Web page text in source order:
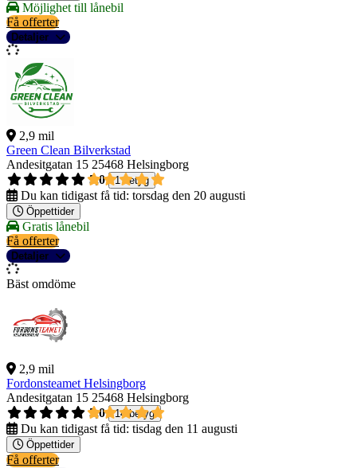
Möjlighet till lånebil
Få offerter
Detaljer
2,9 mil
Green Clean Bilverkstad
Andesitgatan 15 25468 Helsingborg
5,0
1 betyg
Du kan tidigast få tid: torsdag den 20 augusti
Öppettider
Gratis lånebil
Få offerter
Detaljer
Bäst omdöme
2,9 mil
Fordonsteamet Helsingborg
Andesitgatan 15 25468 Helsingborg
5,0
14 betyg
Du kan tidigast få tid: tisdag den 11 augusti
Öppettider
Få offerter